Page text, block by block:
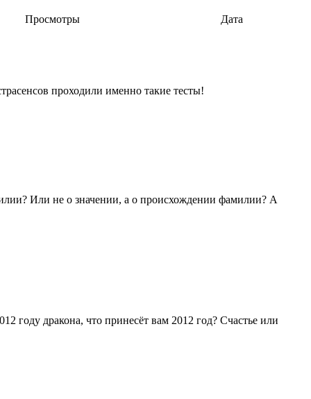
Просмотры Дата
проходили именно такие тесты!
Или не о значении, а о происхождении фамилии? А
году дракона, что принесёт вам 2012 год? Счастье или